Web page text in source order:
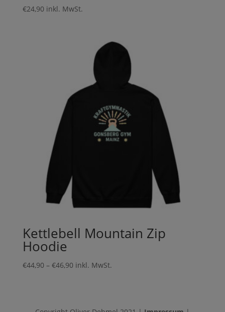
€24,90 inkl. MwSt.
Kettlebell Mountain Zip
Hoodie
€44,90 – €46,90Preisspanne:
inkl. MwSt.